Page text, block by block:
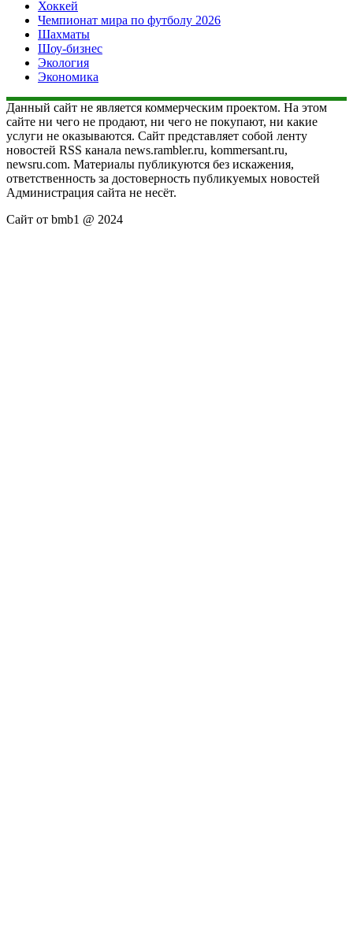
Хоккей
Чемпионат мира по футболу 2026
Шахматы
Шоу-бизнес
Экология
Экономика
Данный сайт не является коммерческим проектом. На этом
сайте ни чего не продают, ни чего не покупают, ни какие
услуги не оказываются. Сайт представляет собой ленту
новостей RSS канала news.rambler.ru, kommersant.ru,
newsru.com. Материалы публикуются без искажения,
ответственность за достоверность публикуемых новостей
Администрация сайта не несёт.
Сайт от bmb1 @ 2024